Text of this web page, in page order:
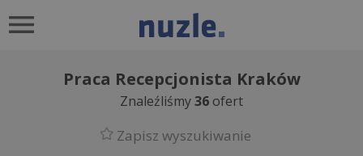
Praca Recepcjonista Kraków
Znaleźliśmy36 ofert
Zapisz wyszukiwanie